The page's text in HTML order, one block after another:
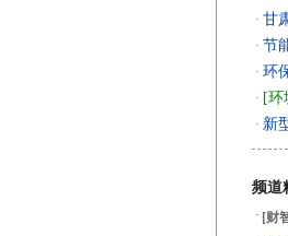
· 甘
· 节
· 环
· [环
· 新
频道
· [财